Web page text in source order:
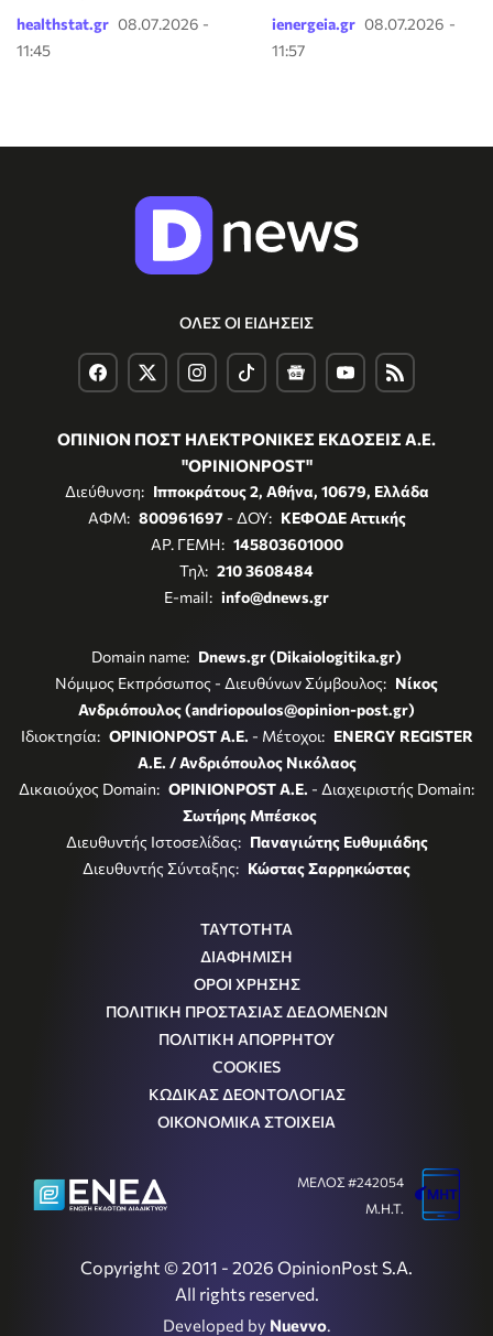
healthstat.gr 08.07.2026 -
11:45
ienergeia.gr 08.07.2026 -
11:57
ΟΛΕΣ ΟΙ ΕΙΔΗΣΕΙΣ
ΟΠΙΝΙΟΝ ΠΟΣΤ ΗΛΕΚΤΡΟΝΙΚΕΣ ΕΚΔΟΣΕΙΣ Α.Ε.
"OPINIONPOST"
Διεύθυνση: Ιπποκράτους 2, Αθήνα, 10679, Ελλάδα
ΑΦΜ: 800961697- ΔΟΥ: ΚΕΦΟΔΕ Αττικής
ΑΡ. ΓΕΜΗ: 145803601000
Τηλ: 210 3608484
E-mail: info@dnews.gr
Domain name: Dnews.gr (Dikaiologitika.gr)
Νόμιμος Εκπρόσωπος - Διευθύνων Σύμβουλος: Νίκος
Ανδριόπουλος (andriopoulos@opinion-post.gr)
Ιδιοκτησία: OPINIONPOST A.E. - Μέτοχοι: ENERGY REGISTER
Α.Ε. / Ανδριόπουλος Νικόλαος
Δικαιούχος Domain: OPINIONPOST A.E. - Διαχειριστής Domain:
Σωτήρης Μπέσκος
Διευθυντής Ιστοσελίδας: Παναγιώτης Ευθυμιάδης
Διευθυντής Σύνταξης: Κώστας Σαρρηκώστας
ΤΑΥΤΟΤΗΤΑ
ΔΙΑΦΗΜΙΣΗ
ΟΡΟΙ ΧΡΗΣΗΣ
ΠΟΛΙΤΙΚΗ ΠΡΟΣΤΑΣΙΑΣ ΔΕΔΟΜΕΝΩΝ
ΠΟΛΙΤΙΚΗ ΑΠΟΡΡΗΤΟΥ
COOKIES
ΚΩΔΙΚΑΣ ΔΕΟΝΤΟΛΟΓΙΑΣ
ΟΙΚΟΝΟΜΙΚΑ ΣΤΟΙΧΕΙΑ
Copyright © 2011 - 2026 OpinionPost S.A.
All rights reserved.
Developed by Nuevvo
ΜΕΛΟΣ #242054
Μ.Η.Τ.